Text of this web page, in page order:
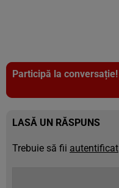
Participă la conversație!
LASĂ UN RĂSPUNS
Trebuie să fii autentificat